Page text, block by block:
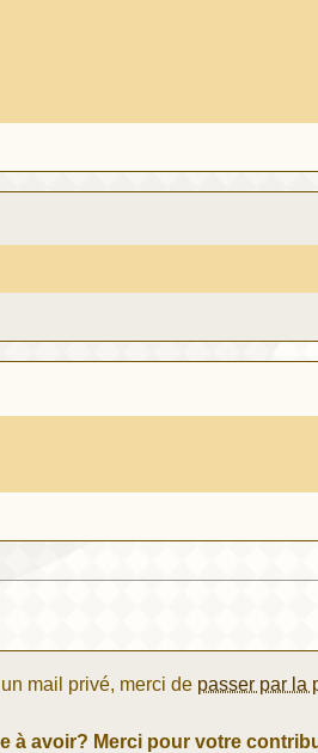
mail privé, merci de passer par la
à avoir? Merci pour votre